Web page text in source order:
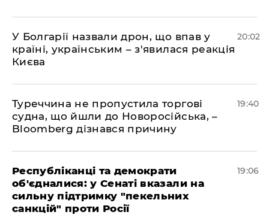
У Болгарії назвали дрон, що впав у
країні, українським – з'явилася реакція
Києва
20:02
Туреччина не пропустила торгові
судна, що йшли до Новоросійська, –
Bloomberg дізнався причину
19:40
Республіканці та демократи
об'єдналися: у Сенаті вказали на
сильну підтримку "пекельних
санкцій" проти Росії
19:06